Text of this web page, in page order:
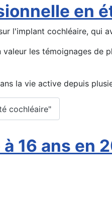
en
l'implant cochléaire, qui
les témoignages de
la vie active depuis
cochléaire"
16 ans en